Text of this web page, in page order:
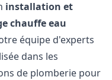
installation et
chauffe eau
équipe d'experts
dans les
de plomberie pour